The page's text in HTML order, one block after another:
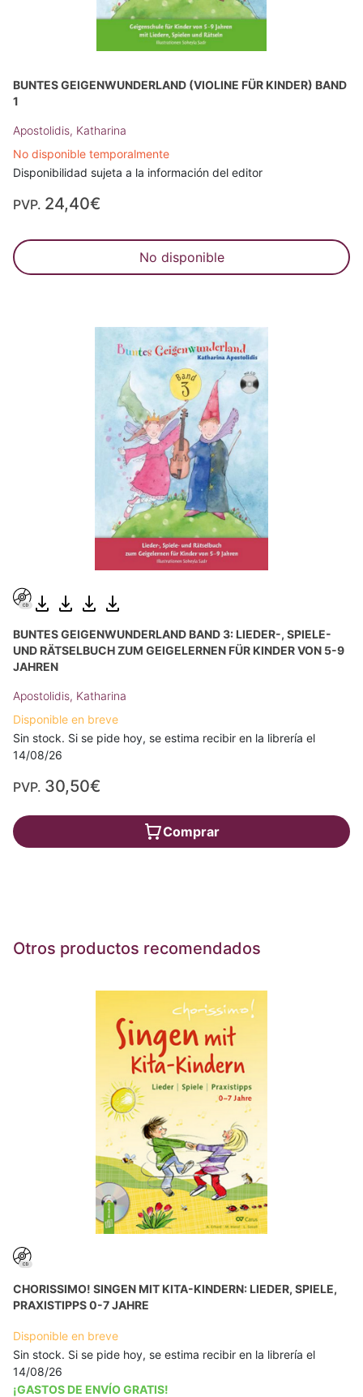
BUNTES GEIGENWUNDERLAND (VIOLINE FÜR KINDER) BAND
1
Apostolidis, Katharina
No disponible temporalmente
Disponibilidad sujeta a la información del editor
PVP. 24,40€
No disponible
BUNTES GEIGENWUNDERLAND BAND 3: LIEDER-, SPIELE-
UND RÄTSELBUCH ZUM GEIGELERNEN FÜR KINDER VON 5-9
JAHREN
Apostolidis, Katharina
Disponible en breve
Sin stock. Si se pide hoy, se estima recibir en la librería el
14/08/26
PVP. 30,50€
Comprar
Otros productos recomendados
CHORISSIMO! SINGEN MIT KITA-KINDERN: LIEDER, SPIELE,
PRAXISTIPPS 0-7 JAHRE
Disponible en breve
Sin stock. Si se pide hoy, se estima recibir en la librería el
14/08/26
¡GASTOS DE ENVÍO GRATIS!